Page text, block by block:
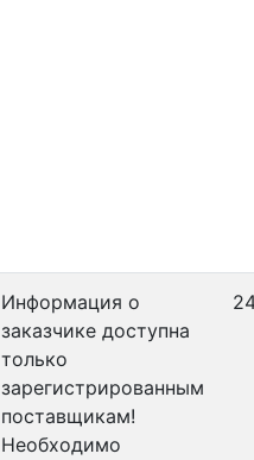
Информация о
заказчике доступна
только
зарегистрированным
поставщикам!
Необходимо